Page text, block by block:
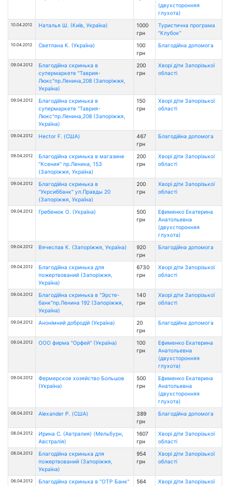
(двухсторонняя
глухота)
10.04.2012 Наталья Ш. (Київ, Україна)
1000
грн
Туристична програма
"Клубок"
10.04.2012 Светлана К. (Україна)
100
грн
Благодійна допомога
09.04.2012
Благодійна скринька в
супермаркете "Таврия-
Люкс"пр.Ленина,208 (Запоріжжя,
Україна)
200
грн
Хворі діти Запорізької
області
09.04.2012
Благодійна скринька в
супермаркете "Таврия-
Люкс"пр.Ленина,208 (Запоріжжя,
Україна)
150
грн
Хворі діти Запорізької
області
09.04.2012 Hector F. (США)
467
грн
Благодійна допомога
09.04.2012
Благодійна скринька в магазине
"Ксения" пр.Ленина, 153
(Запоріжжя, Україна)
200
грн
Хворі діти Запорізької
області
09.04.2012
Благодійна скринька в
"Укрсиббанк" ул.Правды 20
(Запоріжжя, Україна)
200
грн
Хворі діти Запорізької
області
09.04.2012 Гребенюк О. (Україна)
500
грн
Ефименко Екатерина
Анатольевна
(двухсторонняя
глухота)
09.04.2012 Вячеслав К. (Запоріжжя, Україна)
920
грн
Благодійна допомога
09.04.2012
Благодійна скринька для
пожертвований (Запоріжжя,
Україна)
6730
грн
Хворі діти Запорізької
області
09.04.2012
Благодійна скринька в "Эрсте-
банк"пр.Ленина 192 (Запоріжжя,
Україна)
140
грн
Хворі діти Запорізької
області
09.04.2012 Анонімний добродій (Україна)
20
грн
Благодійна допомога
09.04.2012 ООО фирма "Орфей" (Україна)
100
грн
Ефименко Екатерина
Анатольевна
(двухсторонняя
глухота)
09.04.2012
Фермерское хозяйство Большов
(Україна)
500
грн
Ефименко Екатерина
Анатольевна
(двухсторонняя
глухота)
08.04.2012 Alexander P. (США)
389
грн
Благодійна допомога
08.04.2012
Ирина С. (Автралия) (Мельбурн,
Австралія)
1607
грн
Хворі діти Запорізької
області
08.04.2012
Благодійна скринька для
пожертвований (Запоріжжя,
Україна)
954
грн
Хворі діти Запорізької
області
06.04.2012
Благодійна скринька в "ОТР Банк"
564
Хворі діти Запорізької